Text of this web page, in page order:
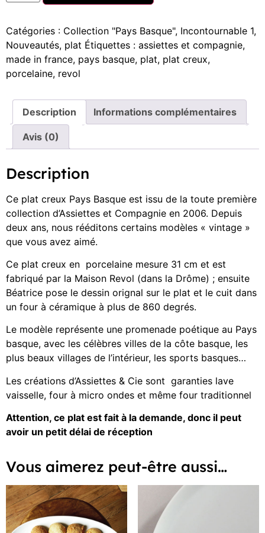
Catégories : Collection "Pays Basque", Incontournable 1,
Nouveautés, plat Étiquettes : assiettes et compagnie,
made in france, pays basque, plat, plat creux,
porcelaine, revol
Description Informations complémentaires
Avis (0)
Description
Ce plat creux Pays Basque est issu de la toute première
collection d’Assiettes et Compagnie en 2006. Depuis
deux ans, nous rééditons certains modèles « vintage »
que vous avez aimé.
Ce plat creux en porcelaine mesure 31 cm et est
fabriqué par la Maison Revol (dans la Drôme) ; ensuite
Béatrice pose le dessin orignal sur le plat et le cuit dans
un four à céramique à plus de 860 degrés.
Le modèle représente une promenade poétique au Pays
basque, avec les célèbres villes de la côte basque, les
plus beaux villages de l’intérieur, les sports basques…
Les créations d’Assiettes & Cie sont garanties lave
vaisselle, four à micro ondes et même four traditionnel
Attention, ce plat est fait à la demande, donc il peut
avoir un petit délai de réception
Vous aimerez peut-être aussi…